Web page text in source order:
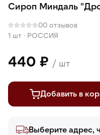
Сироп Миндаль
00 отзывов
1 шт · РОССИЯ
440 ₽ / шт
Добавить в
Выберите адрес,